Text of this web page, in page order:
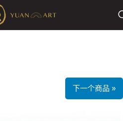
下一个商品 »